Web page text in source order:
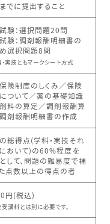
でに提出すること
験：選択問題20問
験：調剤報酬明細書の
選択問題8問
実技ともマークシート方式
険制度のしくみ／保険
ついて／薬の基礎知識
料の算定／調剤報酬算
剤報酬明細書の作成
総得点(学科・実技それ
おいて)の60%程度を
して、問題の難易度で補
点数以上の得点の者
円(税込)
講料とは別に必要です。